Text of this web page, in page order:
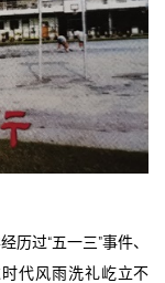
过“五一三”事件、
代风雨洗礼屹立不